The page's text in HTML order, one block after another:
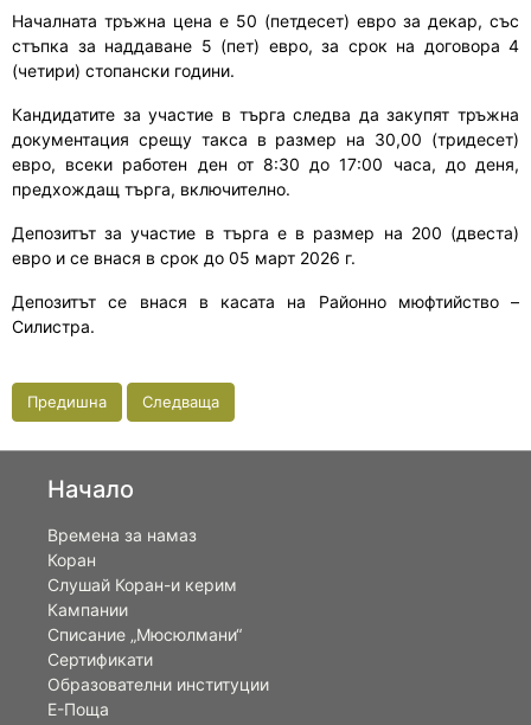
Началната тръжна цена е 50 (петдесет) евро за декар, със
стъпка за наддаване 5 (пет) евро, за срок на договора 4
(четири) стопански години.
Кандидатите за участие в търга следва да закупят тръжна
документация срещу такса в размер на 30,00 (тридесет)
евро, всеки работен ден от 8:30 до 17:00 часа, до деня,
предхождащ търга, включително.
Депозитът за участие в търга е в размер на 200 (двеста)
евро и се внася в срок до 05 март 2026 г.
Депозитът се внася в касата на Районно мюфтийство –
Силистра.
Предишна Следваща
Начало
Времена за намаз
Коран
Слушай Коран-и керим
Кампании
Списание „Мюсюлмани“
Сертификати
Образователни институции
Е-Поща